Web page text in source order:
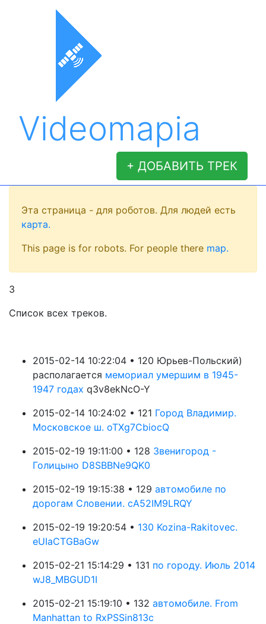
Videomapia
+ ДОБАВИТЬ ТРЕК
Эта страница - для роботов. Для людей есть
карта.
This page is for robots. For people there map.
3
Список всех треков.
2015-02-14 10:22:04 • 120 Юрьев-Польский)
располагается мемориал умершим в 1945-
1947 годах q3v8ekNcO-Y
2015-02-14 10:24:02 • 121 Город Владимир.
Московское ш. oTXg7CbiocQ
2015-02-19 19:11:00 • 128 Звенигород -
Голицыно D8SBBNe9QK0
2015-02-19 19:15:38 • 129 автомобиле по
дорогам Словении. cA52IM9LRQY
2015-02-19 19:20:54 • 130 Kozina-Rakitovec.
eUIaCTGBaGw
2015-02-21 15:14:29 • 131 по городу. Июль 2014
wJ8_MBGUD1I
2015-02-21 15:19:10 • 132 автомобиле. From
Manhattan to RxPSSin813c